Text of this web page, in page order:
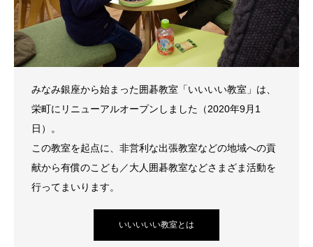
みなみ銀座から始まった囲碁教室「いいいい教室」は、
栄町にリニューアルオープンしました（2020年9月1
日）。
この教室を起点に、非営利な出張教室などの地域への貢
献から有償のこども／大人囲碁教室などさまざま活動を
行ってまいります。
いいいいい教室とは